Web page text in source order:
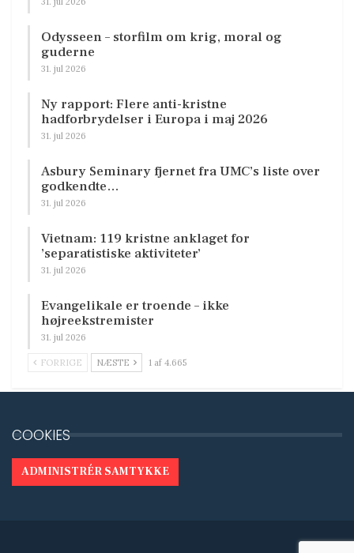
Odysseen – storfilm om krig, moral og
guderne
31. jul 2026
Ny rapport: Flere anti-kristne
hadforbrydelser i Europa i maj 2026
31. jul 2026
Asbury Seminary fjernet fra UMC’s liste over
godkendte…
31. jul 2026
Vietnam: 119 kristne anklaget for
’separatistiske aktiviteter’
31. jul 2026
Evangelikale er troende – ikke
højreekstremister
31. jul 2026
FORRIGE NÆSTE 1 af 4.665
COOKIES
ADMINISTRÉR SAMTYKKE